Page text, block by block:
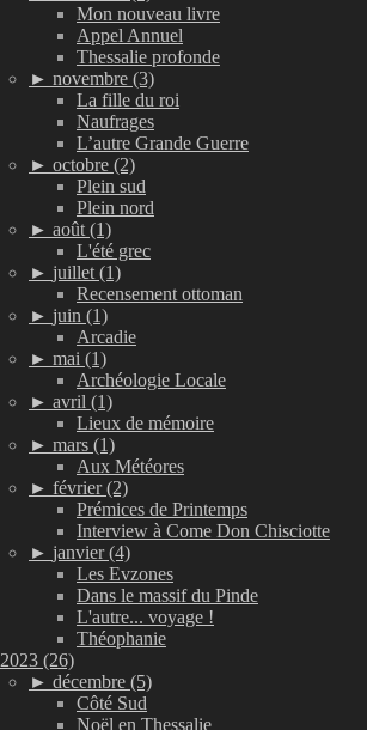
Mon nouveau livre
Appel Annuel
Thessalie profonde
► novembre (3)
La fille du roi
Naufrages
L’autre Grande Guerre
► octobre (2)
Plein sud
Plein nord
► août (1)
L'été grec
► juillet (1)
Recensement ottoman
► juin (1)
Arcadie
► mai (1)
Archéologie Locale
► avril (1)
Lieux de mémoire
► mars (1)
Aux Météores
► février (2)
Prémices de Printemps
Interview à Come Don Chisciotte
► janvier (4)
Les Evzones
Dans le massif du Pinde
L'autre... voyage !
Théophanie
2023 (26)
► décembre (5)
Côté Sud
Noël en Thessalie